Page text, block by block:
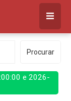
Procurar
e 2026-